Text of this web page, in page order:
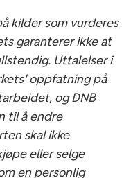
kilder som vurderes
garanterer ikke at
Uttalelser i
oppfatning på
og DNB
til å endre
skal ikke
eller selge
en personlig